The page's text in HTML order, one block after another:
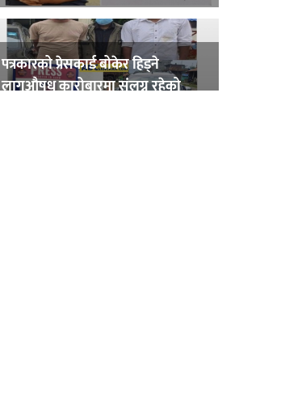
पत्रकारको प्रेसकार्ड बोकेर हिड्ने
लागुऔषध कारोबारमा संलग्न रहेको